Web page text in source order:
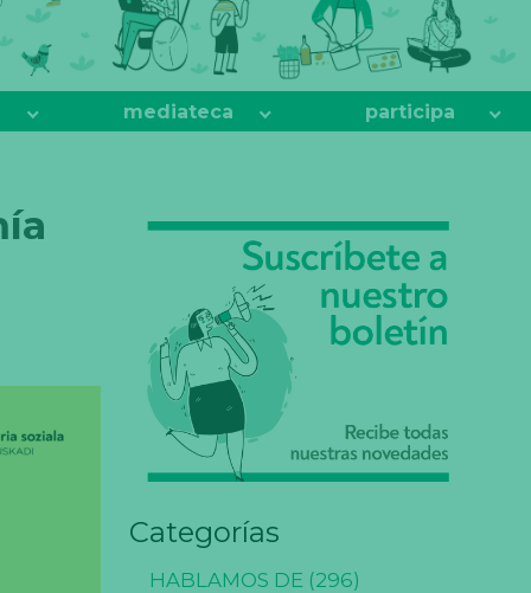
mediateca participa
Categorías
HABLAMOS DE (296)